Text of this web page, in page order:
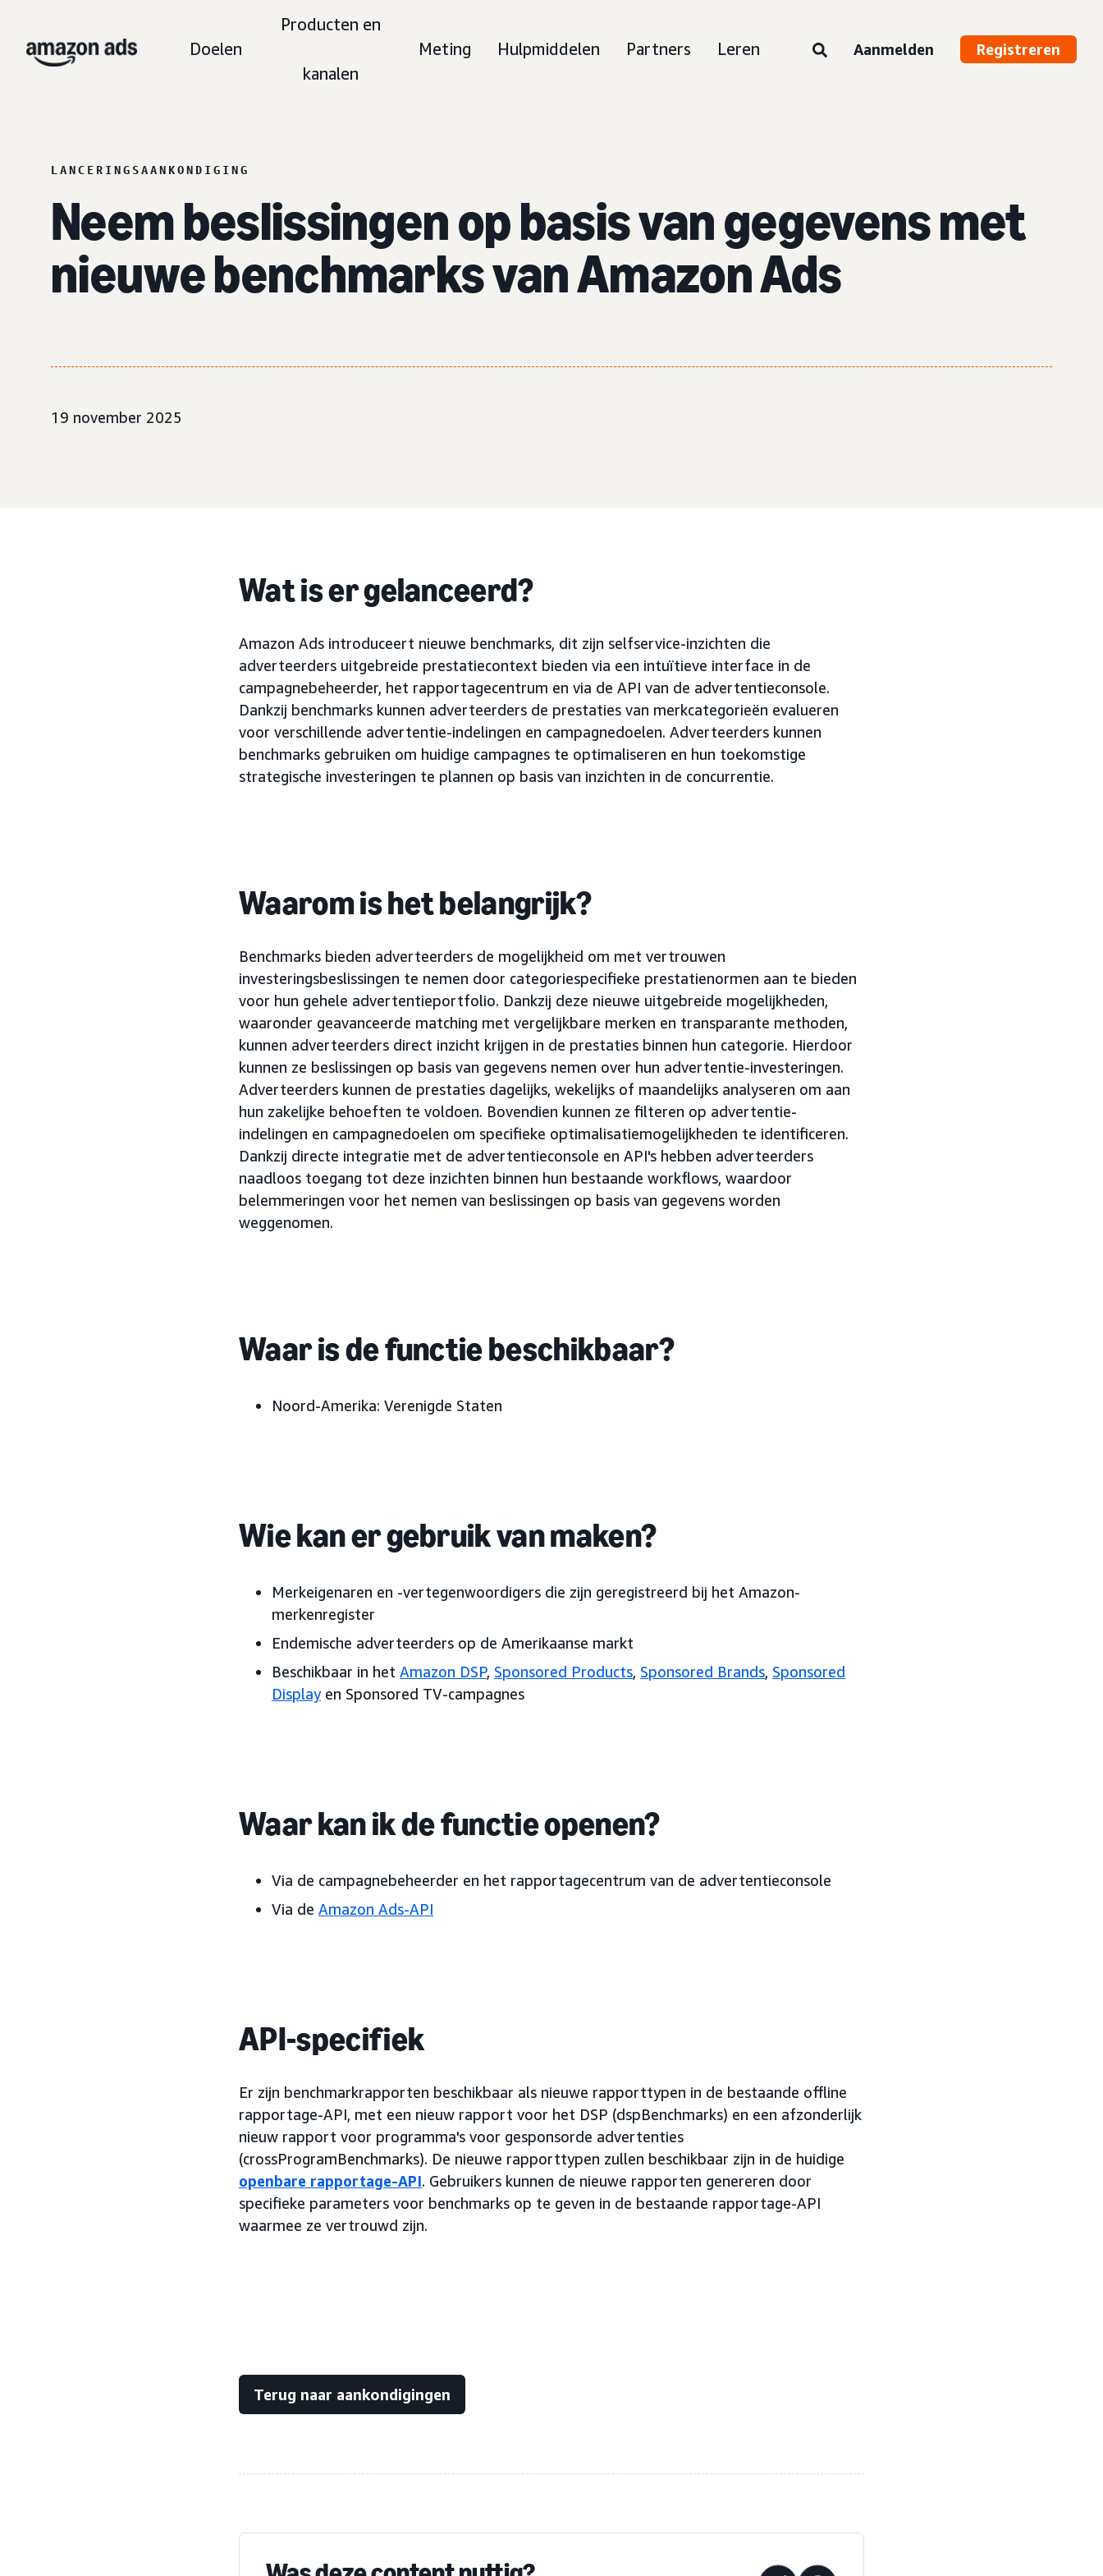
Doelen
Producten en
kanalen
Meting Hulpmiddelen Partners Leren Aanmelden Registreren
LANCERINGSAANKONDIGING
Neem beslissingen op basis van gegevens met
nieuwe benchmarks van Amazon Ads
19 november 2025
Wat is er gelanceerd?
Amazon Ads introduceert nieuwe benchmarks, dit zijn selfservice-inzichten die
adverteerders uitgebreide prestatiecontext bieden via een intuïtieve interface in de
campagnebeheerder, het rapportagecentrum en via de API van de advertentieconsole.
Dankzij benchmarks kunnen adverteerders de prestaties van merkcategorieën evalueren
voor verschillende advertentie-indelingen en campagnedoelen. Adverteerders kunnen
benchmarks gebruiken om huidige campagnes te optimaliseren en hun toekomstige
strategische investeringen te plannen op basis van inzichten in de concurrentie.
Waarom is het belangrijk?
Benchmarks bieden adverteerders de mogelijkheid om met vertrouwen
investeringsbeslissingen te nemen door categoriespecifieke prestatienormen aan te bieden
voor hun gehele advertentieportfolio. Dankzij deze nieuwe uitgebreide mogelijkheden,
waaronder geavanceerde matching met vergelijkbare merken en transparante methoden,
kunnen adverteerders direct inzicht krijgen in de prestaties binnen hun categorie. Hierdoor
kunnen ze beslissingen op basis van gegevens nemen over hun advertentie-investeringen.
Adverteerders kunnen de prestaties dagelijks, wekelijks of maandelijks analyseren om aan
hun zakelijke behoeften te voldoen. Bovendien kunnen ze filteren op advertentie-
indelingen en campagnedoelen om specifieke optimalisatiemogelijkheden te identificeren.
Dankzij directe integratie met de advertentieconsole en API's hebben adverteerders
naadloos toegang tot deze inzichten binnen hun bestaande workflows, waardoor
belemmeringen voor het nemen van beslissingen op basis van gegevens worden
weggenomen.
Waar is de functie beschikbaar?
Noord-Amerika: Verenigde Staten
Wie kan er gebruik van maken?
Merkeigenaren en -vertegenwoordigers die zijn geregistreerd bij het Amazon-
merkenregister
Endemische adverteerders op de Amerikaanse markt
Beschikbaar in het Amazon DSP, Sponsored Products, Sponsored Brands, Sponsored
Displayen Sponsored TV-campagnes
Waar kan ik de functie openen?
Via de campagnebeheerder en het rapportagecentrum van de advertentieconsole
Via de Amazon Ads-API
API-specifiek
Er zijn benchmarkrapporten beschikbaar als nieuwe rapporttypen in de bestaande offline
rapportage-API, met een nieuw rapport voor het DSP (dspBenchmarks) en een afzonderlijk
nieuw rapport voor programma's voor gesponsorde advertenties
(crossProgramBenchmarks). De nieuwe rapporttypen zullen beschikbaar zijn in de huidige
openbare rapportage-API. Gebruikers kunnen de nieuwe rapporten genereren door
specifieke parameters voor benchmarks op te geven in de bestaande rapportage-API
waarmee ze vertrouwd zijn.
Terug naar aankondigingen